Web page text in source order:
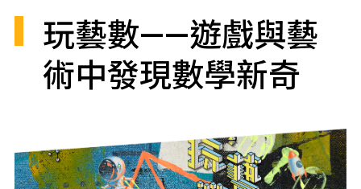
玩藝數——遊戲與藝
術中發現數學新奇